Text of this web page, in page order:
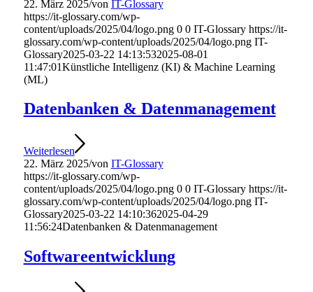
22. März 2025/von IT-Glossary
https://it-glossary.com/wp-
content/uploads/2025/04/logo.png 0 0 IT-Glossary https://it-
glossary.com/wp-content/uploads/2025/04/logo.png IT-
Glossary2025-03-22 14:13:532025-08-01
11:47:01Künstliche Intelligenz (KI) & Machine Learning
(ML)
Datenbanken & Datenmanagement
Weiterlesen
22. März 2025/von IT-Glossary
https://it-glossary.com/wp-
content/uploads/2025/04/logo.png 0 0 IT-Glossary https://it-
glossary.com/wp-content/uploads/2025/04/logo.png IT-
Glossary2025-03-22 14:10:362025-04-29
11:56:24Datenbanken & Datenmanagement
Softwareentwicklung